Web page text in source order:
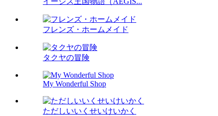
フレンズ・ホームメイド
タクヤの冒険
My Wonderful Shop
ただしいいくせいけいかく